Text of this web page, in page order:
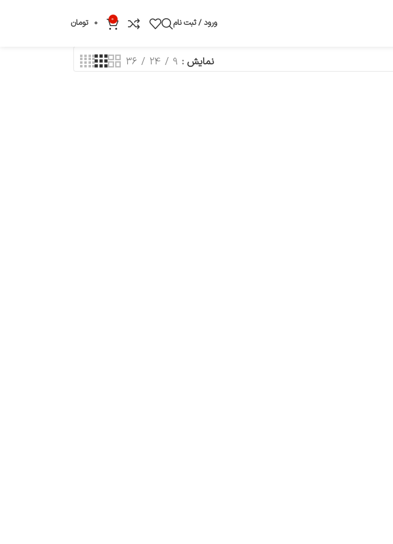
ورود / ثبت نام 0
0 تومان
نمایش 9
24
36